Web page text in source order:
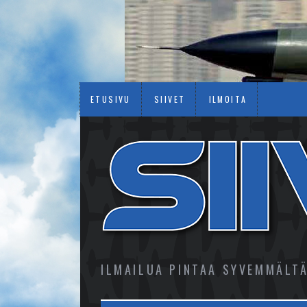
ETUSIVU SIIVET ILMOITA
ILMAILUA PINTAA